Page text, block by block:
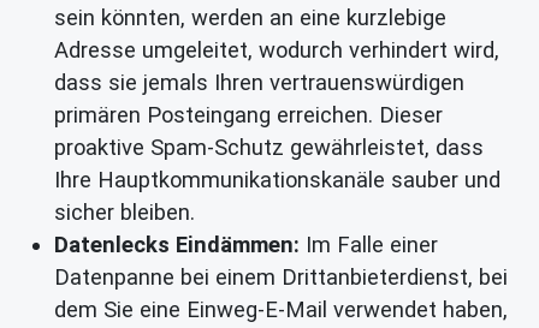
sein könnten, werden an eine kurzlebige
Adresse umgeleitet, wodurch verhindert wird,
dass sie jemals Ihren vertrauenswürdigen
primären Posteingang erreichen. Dieser
proaktive Spam-Schutz gewährleistet, dass
Ihre Hauptkommunikationskanäle sauber und
sicher bleiben.
Datenlecks Eindämmen: Im Falle einer
Datenpanne bei einem Drittanbieterdienst, bei
dem Sie eine Einweg-E-Mail verwendet haben,